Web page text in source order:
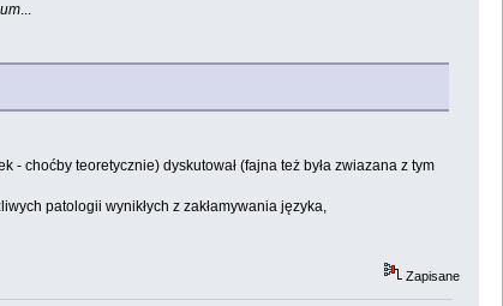
...
- choćby teoretycznie) dyskutował (fajna też była zwiazana z tym
patologii wynikłych z zakłamywania języka,
Zapisane